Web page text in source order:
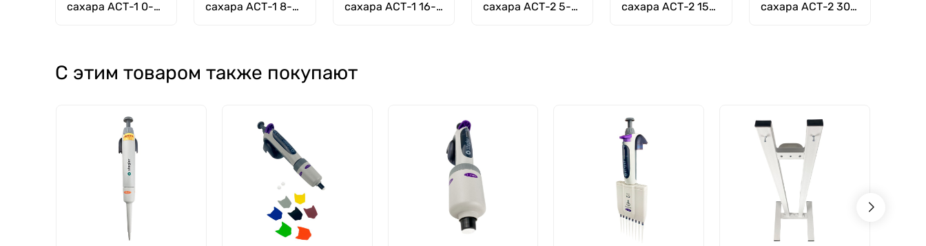
сахара АСТ-1 0-
сахара АСТ-1 8-
сахара АСТ-1 16-
сахара АСТ-2 5-
сахара АСТ-2 15-
сахара АСТ-2 30-
С этим товаром также покупают